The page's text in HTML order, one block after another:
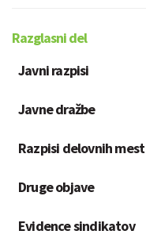
Razglasni del
Javni razpisi
Javne dražbe
Razpisi delovnih mest
Druge objave
Evidence sindikatov